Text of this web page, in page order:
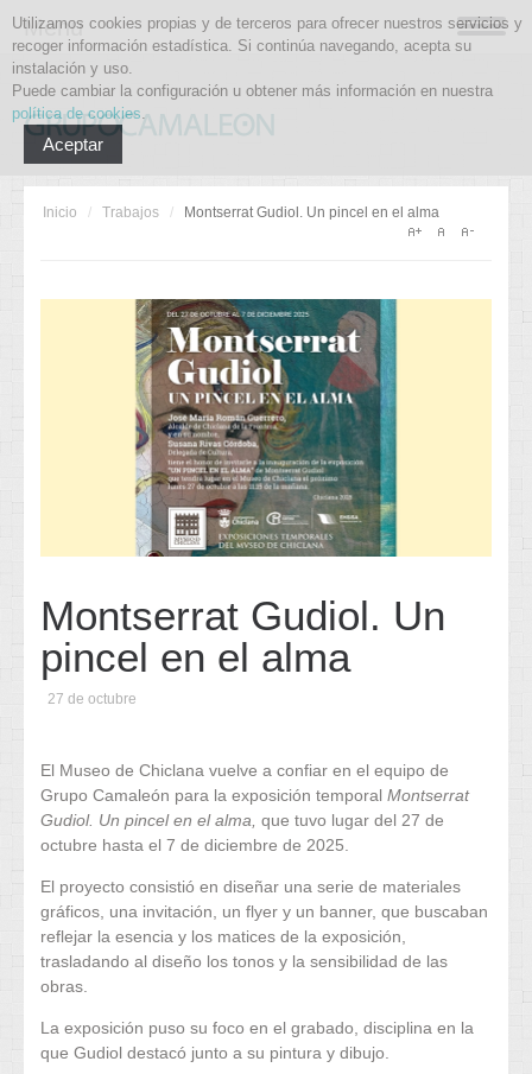
Utilizamos cookies propias y de terceros para ofrecer nuestros servicios y
recoger información estadística. Si continúa navegando, acepta su
instalación y uso.
Puede cambiar la configuración u obtener más información en nuestra
política de cookies.
Aceptar
Menu
Inicio / Trabajos / Montserrat Gudiol. Un pincel en el alma
Montserrat Gudiol. Un
pincel en el alma
27 de octubre
El Museo de Chiclana vuelve a confiar en el equipo de
Grupo Camaleón para la exposición temporal Montserrat
Gudiol. Un pincel en el alma, que tuvo lugar del 27 de
octubre hasta el 7 de diciembre de 2025.
El proyecto consistió en diseñar una serie de materiales
gráficos, una invitación, un flyer y un banner, que buscaban
reflejar la esencia y los matices de la exposición,
trasladando al diseño los tonos y la sensibilidad de las
obras.
La exposición puso su foco en el grabado, disciplina en la
que Gudiol destacó junto a su pintura y dibujo.